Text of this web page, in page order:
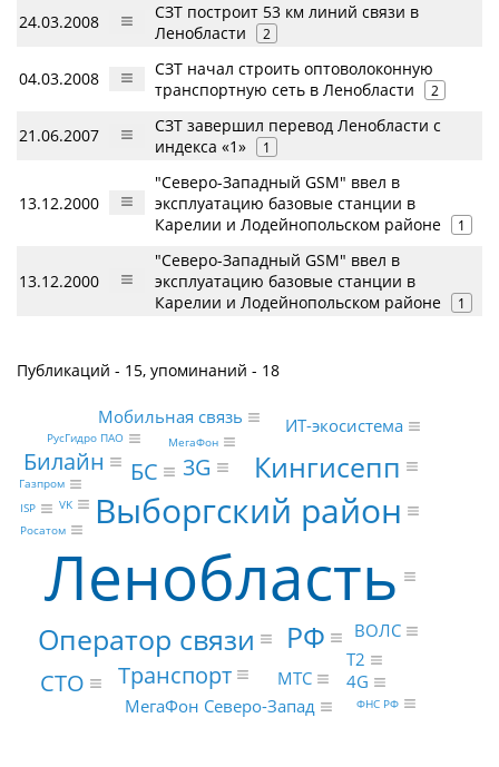
24.03.2008
СЗТ построит 53 км линий связи в
Ленобласти
2
04.03.2008
СЗТ начал строить оптоволоконную
транспортную сеть в Ленобласти
2
21.06.2007
СЗТ завершил перевод Ленобласти с
индекса «1»
1
13.12.2000
"Северо-Западный GSM" ввел в
эксплуатацию базовые станции в
Карелии и Лодейнопольском районе
1
13.12.2000
"Северо-Западный GSM" ввел в
эксплуатацию базовые станции в
Карелии и Лодейнопольском районе
1
Публикаций - 15, упоминаний - 18
Ленобласть
Выборгский район
Оператор связи РФ
Кингисепп
3G
БС
Билайн
CTO Транспорт
Т2
МТС
МегаФон Северо-Запад
4G
ИТ-экосистема
ВОЛС
Мобильная связь
МегаФон
Газпром
РусГидро ПАО
VK
Росатом
ФНС РФ
ISP